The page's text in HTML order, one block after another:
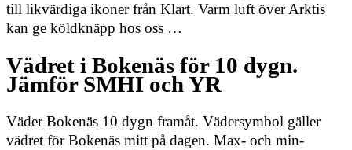
till likvärdiga ikoner från Klart. Varm luft över Arktis
kan ge köldknäpp hos oss …
Vädret i Bokenäs för 10 dygn.
Jämför SMHI och YR
Väder Bokenäs 10 dygn framåt. Vädersymbol gäller
vädret för Bokenäs mitt på dagen. Max- och min-